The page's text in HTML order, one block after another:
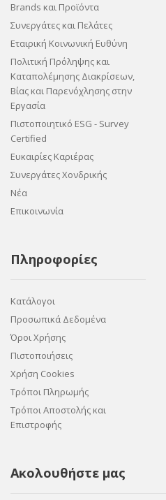
Brands και Προϊόντα
Συνεργάτες και Πελάτες
Εταιρική Κοινωνική Ευθύνη
Πολιτική Πρόληψης και
Καταπολέμησης Διακρίσεων,
Βίας και Παρενόχλησης στην
Εργασία
Πιστοποιητικό ESG - Survey
Certified
Ευκαιρίες Καριέρας
Συνεργάτες Χονδρικής
Νέα
Επικοινωνία
Πληροφορίες
Κατάλογοι
Προσωπικά Δεδομένα
Όροι Χρήσης
Πιστοποιήσεις
Χρήση Cookies
Τρόποι Πληρωμής
Τρόποι Αποστολής και
Επιστροφής
Ακολουθήστε μας